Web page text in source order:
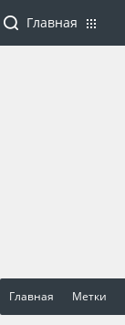
Главная Метки
Главная